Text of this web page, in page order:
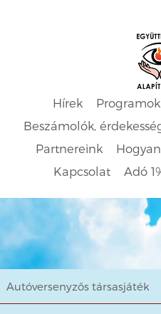
Hírek Programok
Beszámolók,
Partnereink
Kapcsolat
Adó
Autóversenyzős társasjáték